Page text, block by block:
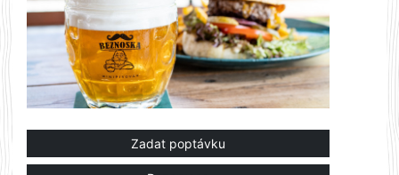
Zadat poptávku